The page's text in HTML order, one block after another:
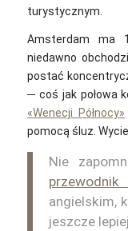
turystycznym.
Amsterdam ma
niedawno
postać
─ coś jak połowa
«Wenecji Północy»
pomocą śluz.
Nie
angielskim,
jeszcze